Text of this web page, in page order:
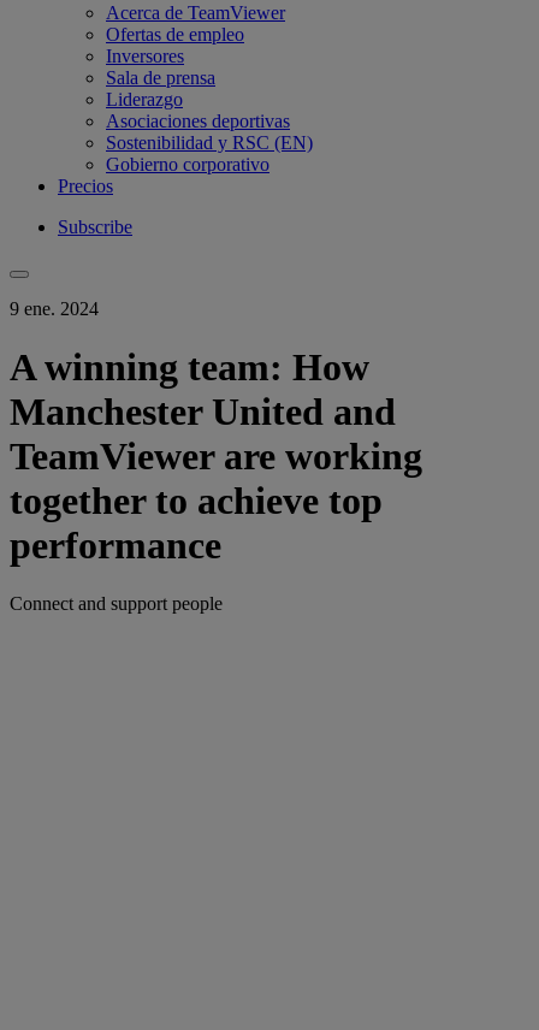
Acerca de TeamViewer
Ofertas de empleo
Inversores
Sala de prensa
Liderazgo
Asociaciones deportivas
Sostenibilidad y RSC (EN)
Gobierno corporativo
Precios
Subscribe
9 ene. 2024
A winning team: How
Manchester United and
TeamViewer are working
together to achieve top
performance
Connect and support people